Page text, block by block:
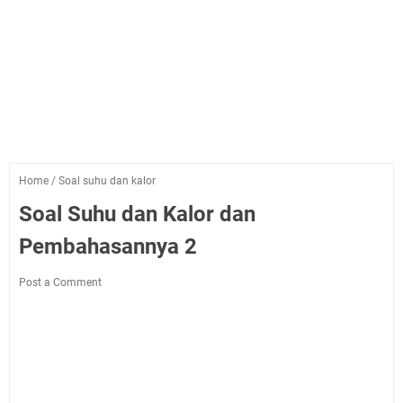
Home / Soal suhu dan kalor
Soal Suhu dan Kalor dan
Pembahasannya 2
Post a Comment